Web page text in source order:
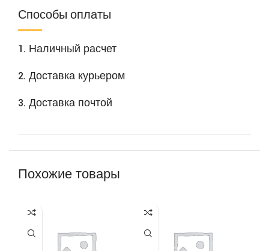
Способы оплаты
1. Наличный расчет
2. Доставка курьером
3. Доставка почтой
Похожие товары